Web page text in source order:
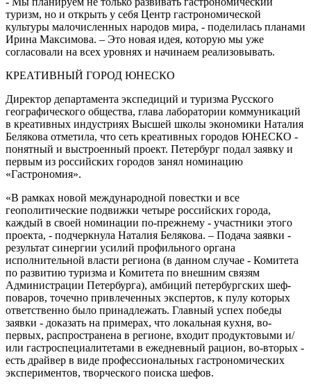
туризм, но и открыть у себя Центр гастрономической
культуры малочисленных народов мира, - поделилась планами
Ирина Максимова. – Это новая идея, которую мы уже
согласовали на всех уровнях и начинаем реализовывать.
КРЕАТИВНЫЙ ГОРОД ЮНЕСКО
Директор департамента экспедиций и туризма Русского
географического общества, глава лаборатории коммуникаций
в креативных индустриях Высшей школы экономики Наталия
Белякова отметила, что сеть креативных городов ЮНЕСКО -
понятный и выстроенный проект. Петербург подал заявку и
первым из российских городов занял номинацию
«Гастрономия».
«В рамках новой международной повестки и все
геополитические подвижки четыре российских города,
каждый в своей номинации по-прежнему - участники этого
проекта, - подчеркнула Наталия Белякова. – Подача заявки -
результат синергии усилий профильного органа
исполнительной власти региона (в данном случае - Комитета
по развитию туризма и Комитета по внешним связям
Администрации Петербурга), амбиций петербургских шеф-
поваров, точечно привлеченных экспертов, к пулу которых
ответственно было принадлежать. Главный успех победы
заявки - доказать на примерах, что локальная кухня, во-
первых, распространена в регионе, входит продуктовыми и/
или гастроспециалитетами в ежедневный рацион, во-вторых -
есть драйвер в виде профессиональных гастрономических
экспериментов, творческого поиска шефов.